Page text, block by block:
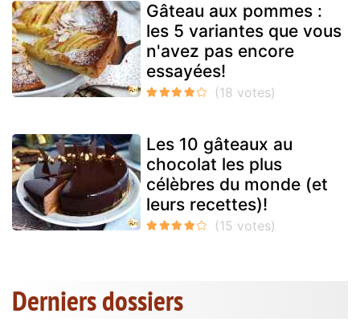
Gâteau aux pommes :
les 5 variantes que vous
n'avez pas encore
essayées!
Les 10 gâteaux au
chocolat les plus
célèbres du monde (et
leurs recettes)!
Derniers dossiers